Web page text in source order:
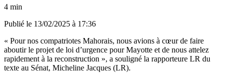
4 min
Publié le 13/02/2025 à 17:36
« Pour nos compatriotes Mahorais, nous avions à cœur de faire
aboutir le projet de loi d’urgence pour Mayotte et de nous attelez
rapidement à la reconstruction », a souligné la rapporteure LR du
texte au Sénat, Micheline Jacques (LR).